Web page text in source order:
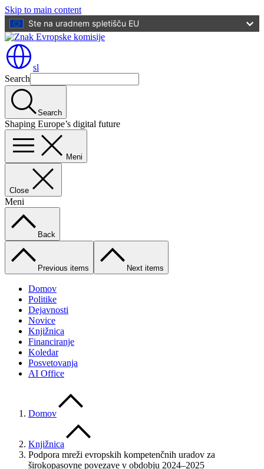
Skip to main content
Ste na uradnem spletišču EU
sl
Search
Search
Shaping Europe’s digital future
Meni
Close
Meni
Back
Previous items Next items
Domov
Politike
Dejavnosti
Novice
Knjižnica
Financiranje
Koledar
Posvetovanja
AI Office
Domov
Knjižnica
Podpora mreži evropskih kompetenčnih uradov za
širokopasovne povezave v obdobju 2024–2025